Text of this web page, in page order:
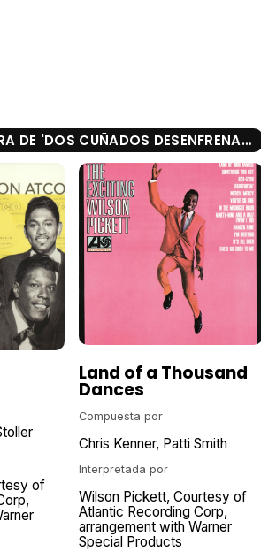
DE 'DOS CUÑADOS DESENFRENADOS'
of
Land of a Thousand
Dances
Compuesta por
Chris Kenner Patti Smith
Interpretada por
Wilson Pickett Courtesy of
Atlantic Recording Corp
arrangement with Warner
Special Products